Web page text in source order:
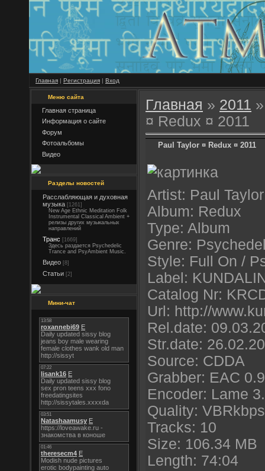
Главная | Регистрация | Вход
Меню сайта
Главная страница
Информация о сайте
Форум
Фотоальбомы
Видео
Разделы новостей
Расслабляющая и духовная
музыка [1261]
New Age Ethnic Meditation Folk
Instrumental Classical Ambient +
релизы других музыкальных
направлений
Транс [1669]
Здесь раздается Psychedelic
Trance and PsyAmbient Music.
Видео [8]
Статьи [2]
Мини-чат
Главная » 2011 »
¤ Redux ¤ 2011
Paul Taylor ¤ Redux ¤ 2011
Artist: Paul Taylor
Album: Redux
Type: Album
Genre:
Style: Full On /
Label:
Catalog Nr:
Url: http://
Rel.date:
Str.date:
Source: CDDA
Grabber: EAC
Encoder: Lame
Quality:
Tracks: 10
Size: 106.34 MB
Length: 74:04